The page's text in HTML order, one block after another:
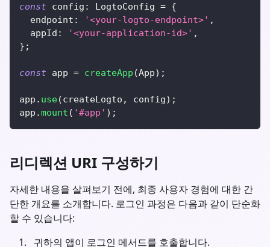
const config : LogtoConfig = {
  endpoint
: '<your-logto-endpoint>' ,
  appId
: '<your-application-id>' ,
} ;
const app = createApp (App) ;
app . use(createLogto , config) ;
app .mount ( '#app' ) ;
리디렉션 URI 구성하기
자세한 내용을 살펴보기 전에, 최종 사용자 경험에 대한 간
단한 개요를 소개합니다. 로그인 과정은 다음과 같이 단순화
할 수 있습니다:
귀하의 앱이 로그인 메서드를 호출합니다.